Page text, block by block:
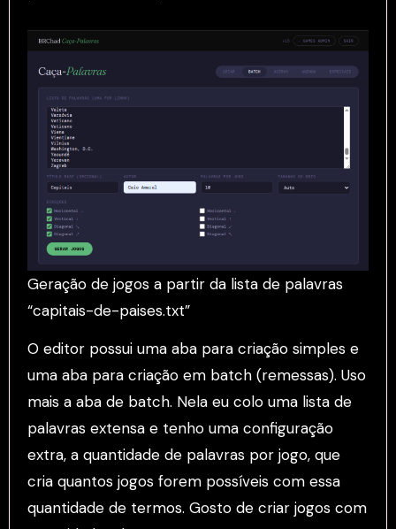
Geração de jogos a partir da lista de palavras
“capitais-de-paises.txt”
O editor possui uma aba para criação simples e
uma aba para criação em batch (remessas). Uso
mais a aba de batch. Nela eu colo uma lista de
palavras extensa e tenho uma configuração
extra, a quantidade de palavras por jogo, que
cria quantos jogos forem possíveis com essa
quantidade de termos. Gosto de criar jogos com